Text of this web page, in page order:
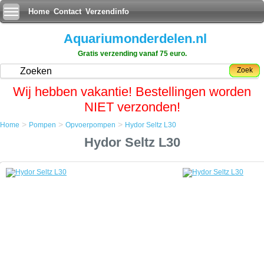
Home Contact Verzendinfo
Aquariumonderdelen.nl
Gratis verzending vanaf 75 euro.
Zoek
Wij hebben vakantie! Bestellingen worden
NIET verzonden!
Hydor Seltz L30
Home > Pompen > Opvoerpompen > Hydor Seltz L30
Hydor Seltz L30